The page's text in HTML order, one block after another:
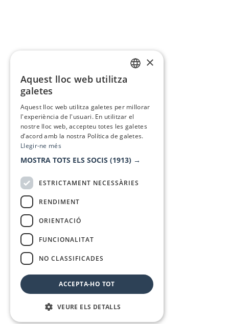
×
Aquest lloc web utilitza
galetes
Aquest lloc web utilitza galetes per millorar
l'experiència de l'usuari. En utilitzar el
nostre lloc web, accepteu totes les galetes
d’acord amb la nostra Política de galetes.
Llegir-ne més
MOSTRA TOTS ELS SOCIS (1913) →
ESTRICTAMENT NECESSÀRIES
RENDIMENT
ORIENTACIÓ
FUNCIONALITAT
NO CLASSIFICADES
ACCEPTA-HO TOT
VEURE ELS DETALLS